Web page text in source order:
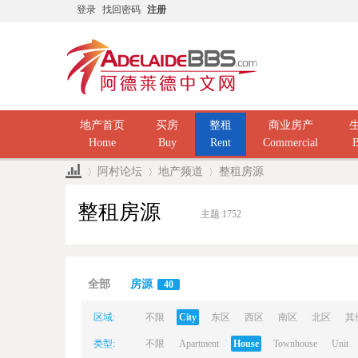
登录 找回密码 注册
地产首页
Home
买房
Buy
整租
Rent
商业房产
Commercial
阿村论坛 地产频道 整租房源
整租房源 主题:1752
全部 房源 40
区域: 不限 City 东区 西区 南区 北区 其
类型: 不限 Apartment House Townhouse Unit